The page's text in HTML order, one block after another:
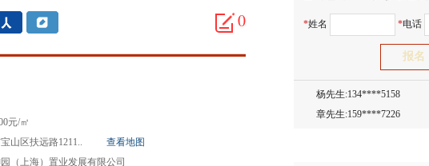
0
元/㎡
山区扶远路1211..
查看地图
（上海）置业发展有限公司
*姓名 *电话
胡先生:150****0731
邓先生:138****8083
陈先生:159****3332
杨先生:134****5158
章先生:159****7226